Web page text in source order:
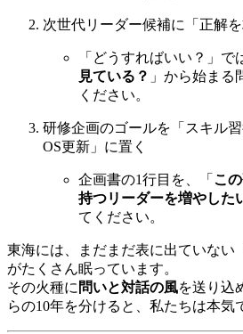
次世代リーダー候補に「正解
「どうすればいい？」で
見ている？ 」から始まる
ください。
研修企画のゴールを「スキル
OS更新」に置く
企画書の1行目を、「 こ
持つリーダーを増やした
てください。
東海には、まだまだ表に出ていない
がたくさん眠っています。
その火種に 問いと対話の風を送り込
らの10年を分けると、私たちは本気